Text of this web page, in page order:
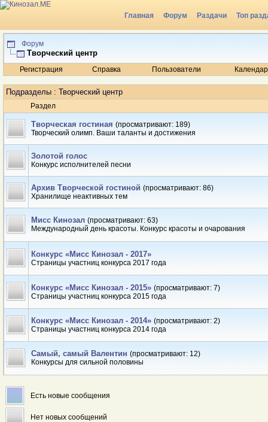
Главная Форум Раздачи Топ
Радио
Форум
Творческий центр
Регистрация Справка Пользователи
Подразделы : Творческий центр
Раздел
Творческая гостиная (просматривают: 189)
Творческий олимп. Ваши таланты и достижения
Золотой голос
Конкурс исполнителей песни
Архив Творческой гостиной (просматривают: 86)
Хранилище неактивных тем
Мисс Кинозал (просматривают: 63)
Международный день красоты. Конкурс красоты и очарования
Конкурс «Мисс Кинозал - 2017»
Страницы участниц конкурса 2017 года
Конкурс «Мисс Кинозал - 2015» (просматривают: 7)
Страницы участниц конкурса 2015 года
Конкурс «Мисс Кинозал - 2014» (просматривают: 2)
Страницы участниц конкурса 2014 года
Самый, самый Валентин (просматривают: 12)
Конкурсы для сильной половины
Есть новые сообщения
Нет новых сообщений